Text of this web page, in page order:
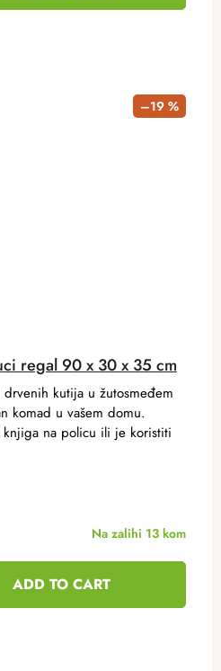
–19 %
regal 90 x 30 x 35 cm
Na zalihi 13 kom
ADD TO CART
kutija u žutosmeđem
komad u vašem domu.
na policu ili je koristiti